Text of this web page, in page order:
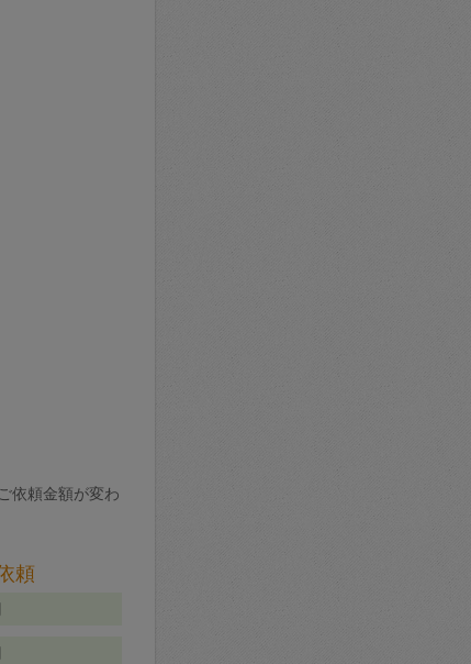
依頼金額が変わ
頼